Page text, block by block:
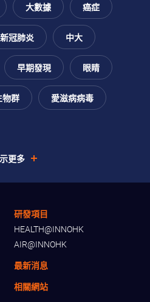
大數據 癌症
新冠肺炎 中大
早期發現 眼睛
物群 愛滋病病毒
更多
研發項目
HEALTH@INNOHK
AIR@INNOHK
最新消息
相關網站